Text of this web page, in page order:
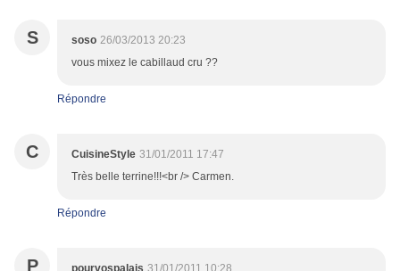
S soso 26/03/2013 20:23
vous mixez le cabillaud cru ??
Répondre
C CuisineStyle 31/01/2011 17:47
Très belle terrine!!!<br /> Carmen.
Répondre
P pourvospalais 31/01/2011 10:28